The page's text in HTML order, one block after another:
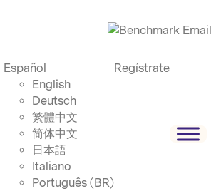
Español
English
Deutsch
繁體中文
简体中文
日本語
Italiano
Português (BR)
Regístrate